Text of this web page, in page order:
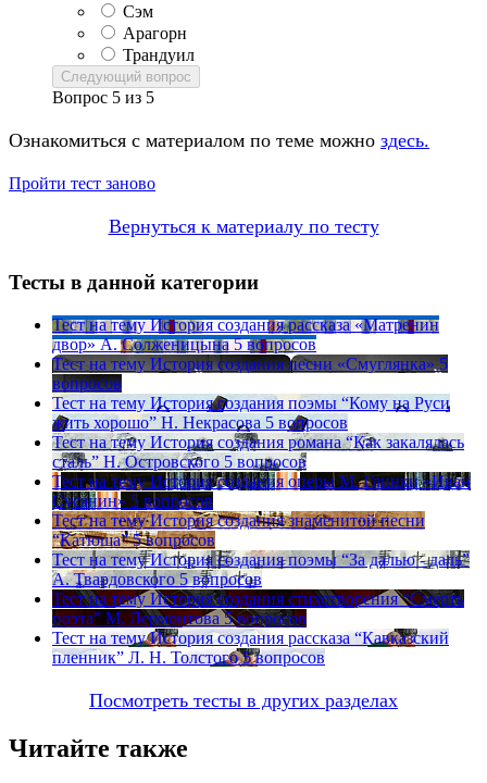
Сэм
Арагорн
Трандуил
Следующий вопрос
Вопрос 5 из 5
Ознакомиться с материалом по теме можно здесь.
Пройти тест заново
Вернуться к материалу по тесту
Тесты в данной категории
Тест на тему История создания рассказа «Матренин
двор» А. Солженицына 5 вопросов
Тест на тему История создания песни «Смуглянка» 5
вопросов
Тест на тему История создания поэмы “Кому на Руси
жить хорошо” Н. Некрасова 5 вопросов
Тест на тему История создания романа “Как закалялась
сталь” Н. Островского 5 вопросов
Тест на тему История создания оперы М. Глинки «Иван
Сусанин» 5 вопросов
Тест на тему История создания знаменитой песни
“Катюша” 5 вопросов
Тест на тему История создания поэмы “За далью - даль”
А. Твардовского 5 вопросов
Тест на тему История создания стихотворения “Смерть
поэта” М. Лермонтова 5 вопросов
Тест на тему История создания рассказа “Кавказский
пленник” Л. Н. Толстого 5 вопросов
Посмотреть тесты в других разделах
Читайте также